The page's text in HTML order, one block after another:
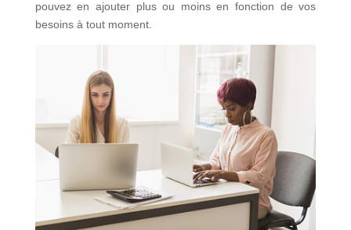
pouvez en ajouter plus ou moins en fonction de vos
besoins à tout moment.